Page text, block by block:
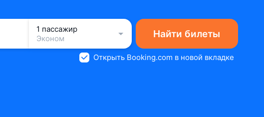
1 пассажир
Эконом
Найти билеты
Открыть Booking.com в новой вкладке